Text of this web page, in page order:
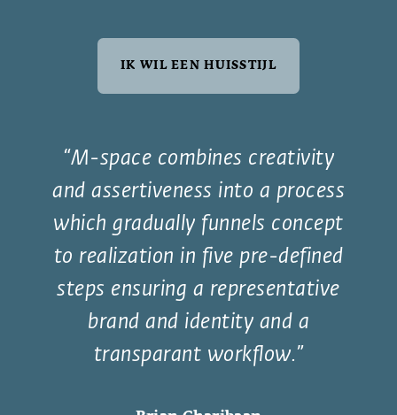
IK WIL EEN HUISSTIJL
M-space combines creativity
and assertiveness into a process
which gradually funnels concept
to realization in five pre-defined
steps ensuring a representative
brand and identity and a
transparant workflow.